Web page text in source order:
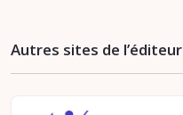
Autres sites de l’éditeur